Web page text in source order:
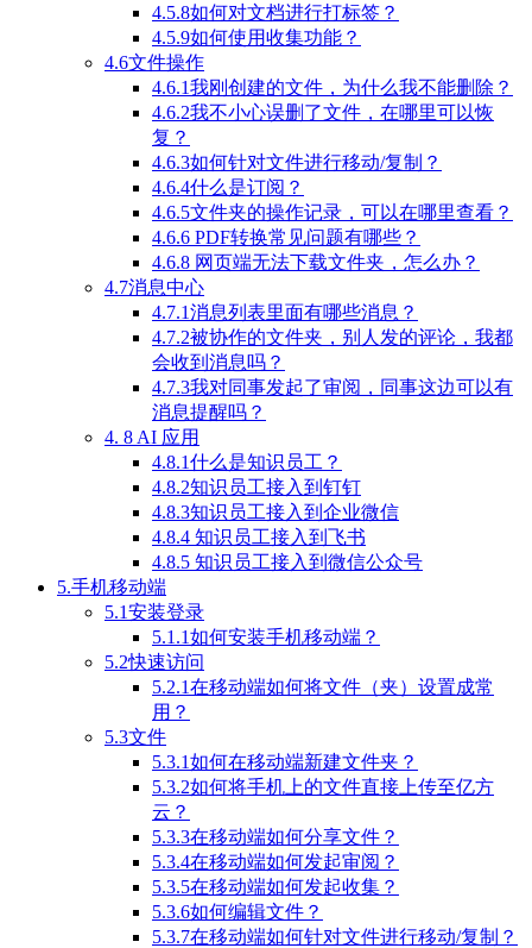
4.5.8如何对文档进行打标签？
4.5.9如何使用收集功能？
4.6文件操作
4.6.1我刚创建的文件，为什么我不能删除？
4.6.2我不小心误删了文件，在哪里可以恢
复？
4.6.3如何针对文件进行移动/复制？
4.6.4什么是订阅？
4.6.5文件夹的操作记录，可以在哪里查看？
4.6.6 PDF转换常见问题有哪些？
4.6.8 网页端无法下载文件夹，怎么办？
4.7消息中心
4.7.1消息列表里面有哪些消息？
4.7.2被协作的文件夹，别人发的评论，我都
会收到消息吗？
4.7.3我对同事发起了审阅，同事这边可以有
消息提醒吗？
4. 8 AI 应用
4.8.1什么是知识员工？
4.8.2知识员工接入到钉钉
4.8.3知识员工接入到企业微信
4.8.4 知识员工接入到飞书
4.8.5 知识员工接入到微信公众号
5.手机移动端
5.1安装登录
5.1.1如何安装手机移动端？
5.2快速访问
5.2.1在移动端如何将文件（夹）设置成常
用？
5.3文件
5.3.1如何在移动端新建文件夹？
5.3.2如何将手机上的文件直接上传至亿方
云？
5.3.3在移动端如何分享文件？
5.3.4在移动端如何发起审阅？
5.3.5在移动端如何发起收集？
5.3.6如何编辑文件？
5.3.7在移动端如何针对文件进行移动/复制？